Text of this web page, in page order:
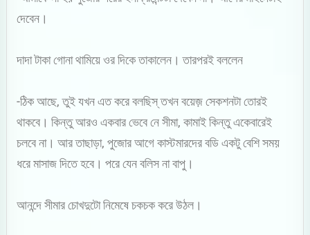
দেবেন।
দাদা টাকা গোনা থামিয়ে ওর দিকে তাকালেন। তারপরই বললেন
-ঠিক আছে, তুই যখন এত করে বলছিস্ তখন বয়েজ় সেকশনটা তোরই
থাকবে। কিন্তু আরও একবার ভেবে নে সীমা, কামাই কিন্তু একেবারেই
চলবে না। আর তাছাড়া, পুজোর আগে কাস্টমারদের বডি একটু বেশি সময়
ধরে মাসাজ দিতে হবে। পরে যেন বলিস না বাপু।
আনন্দে সীমার চোখদুটো নিমেষে চকচক করে উঠল।